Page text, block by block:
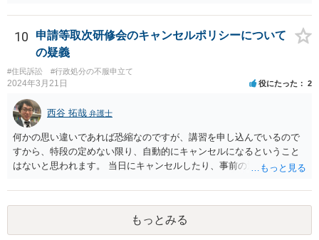
10
申請等取次研修会のキャンセルポリシーについて
の疑義
#住民訴訟 #行政処分の不服申立て
2024年3月21日 役にたった 2
西谷 拓哉 弁護士
何かの思い違いであれば恐縮なのですが、講習を申し込んでいるので
すから、特段の定めない限り、自動的にキャンセルになるということ
はないと思われます。 当日にキャンセルしたり、事前の通知なく不参
のと思慮致します。
もっとみる